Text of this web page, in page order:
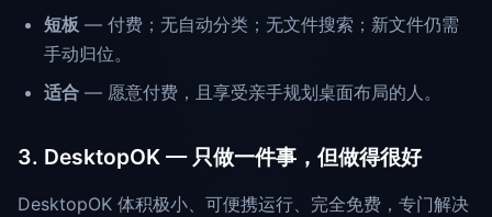
短板 — 付费；无自动分类；无文件搜索；新文件仍需
手动归位。
适合 — 愿意付费，且享受亲手规划桌面布局的人。
3. DesktopOK — 只做一件事，但做得很好
DesktopOK 体积极小、可便携运行、完全免费，专门解决